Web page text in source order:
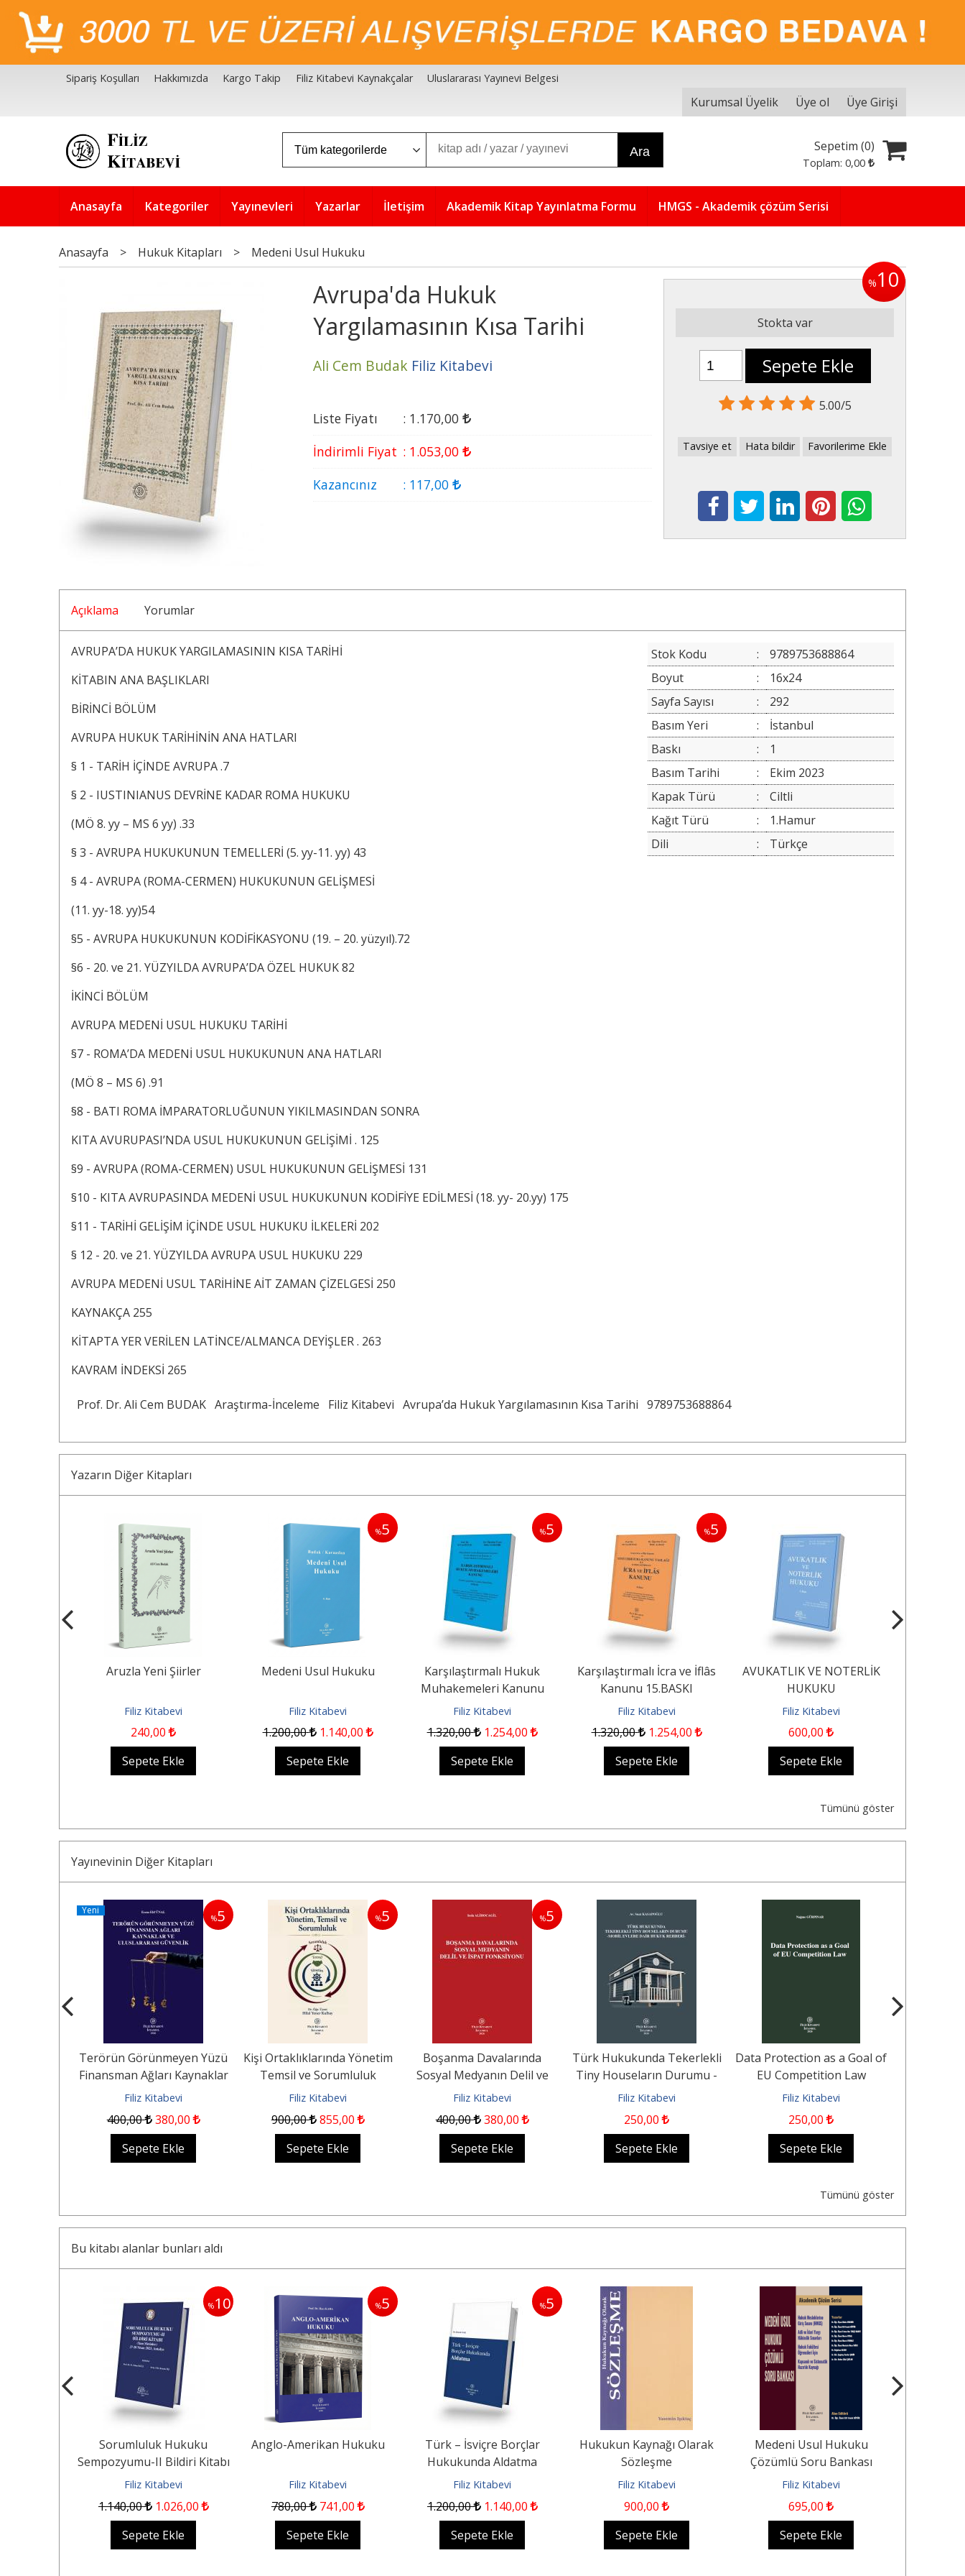
Sipariş Koşulları Hakkımızda Kargo Takip Filiz Kitabevi Kaynakçalar Uluslararası Yayınevi Belgesi
Kurumsal Üyelik Üye ol Üye Girişi
Ara Sepetim (0)
Toplam:0,00
Anasayfa Kategoriler Yayınevleri Yazarlar İletişim Akademik Kitap Yayınlatma Formu HMGS - Akademik çözüm Serisi
Anasayfa > Hukuk Kitapları > Medeni Usul Hukuku
Avrupa'da Hukuk
Yargılamasının Kısa Tarihi
Ali Cem Budak Filiz Kitabevi
Liste Fiyatı : 1.170,00
İndirimli Fiyat : 1.053,00
Kazancınız
: 117,00
%10
Stokta var
Sepete Ekle
5.00/5
Tavsiye et Hata bildir Favorilerime Ekle
Açıklama Yorumlar
AVRUPA’DA HUKUK YARGILAMASININ KISA TARİHİ
KİTABIN ANA BAŞLIKLARI
BİRİNCİ BÖLÜM
AVRUPA HUKUK TARİHİNİN ANA HATLARI
§ 1 - TARİH İÇİNDE AVRUPA .7
§ 2 - IUSTINIANUS DEVRİNE KADAR ROMA HUKUKU
(MÖ 8. yy – MS 6 yy) .33
§ 3 - AVRUPA HUKUKUNUN TEMELLERİ (5. yy-11. yy) 43
§ 4 - AVRUPA (ROMA-CERMEN) HUKUKUNUN GELİŞMESİ
(11. yy-18. yy)54
§5 - AVRUPA HUKUKUNUN KODİFİKASYONU (19. – 20. yüzyıl).72
§6 - 20. ve 21. YÜZYILDA AVRUPA’DA ÖZEL HUKUK 82
İKİNCİ BÖLÜM
AVRUPA MEDENİ USUL HUKUKU TARİHİ
§7 - ROMA’DA MEDENİ USUL HUKUKUNUN ANA HATLARI
(MÖ 8 – MS 6) .91
§8 - BATI ROMA İMPARATORLUĞUNUN YIKILMASINDAN SONRA
KITA AVURUPASI’NDA USUL HUKUKUNUN GELİŞİMİ . 125
§9 - AVRUPA (ROMA-CERMEN) USUL HUKUKUNUN GELİŞMESİ 131
§10 - KITA AVRUPASINDA MEDENİ USUL HUKUKUNUN KODİFİYE EDİLMESİ (18. yy- 20.yy) 175
§11 - TARİHİ GELİŞİM İÇİNDE USUL HUKUKU İLKELERİ 202
§ 12 - 20. ve 21. YÜZYILDA AVRUPA USUL HUKUKU 229
AVRUPA MEDENİ USUL TARİHİNE AİT ZAMAN ÇİZELGESİ 250
KAYNAKÇA 255
KİTAPTA YER VERİLEN LATİNCE/ALMANCA DEYİŞLER . 263
KAVRAM İNDEKSİ 265
Stok Kodu :
9789753688864
Boyut
:
16x24
Sayfa Sayısı
:
292
Basım Yeri
:
İstanbul
Baskı
:
1
Basım Tarihi
:
Ekim 2023
Kapak Türü
:
Ciltli
Kağıt Türü
:
1.Hamur
Dili
: Türkçe
Prof. Dr. Ali Cem BUDAK Araştırma-İnceleme Filiz Kitabevi Avrupa’da Hukuk Yargılamasının Kısa Tarihi 9789753688864
Yazarın Diğer Kitapları
Aruzla Yeni Şiirler
Filiz Kitabevi
240,00
Sepete Ekle
%5
Medeni Usul Hukuku
Filiz Kitabevi
1.200,00 1.140,00
Sepete Ekle
%5
Karşılaştırmalı Hukuk
Muhakemeleri Kanunu
Filiz Kitabevi
1.320,00 1.254,00
Sepete Ekle
%5
Karşılaştırmalı İcra ve İflâs
Kanunu 15.BASKI
Filiz Kitabevi
1.320,00 1.254,00
Sepete Ekle
AVUKATLIK VE NOTERLİK
HUKUKU
Filiz Kitabevi
600,00
Sepete Ekle
Tümünü göster
Yayınevinin Diğer Kitapları
%5
Yeni
Terörün Görünmeyen Yüzü
Finansman Ağları Kaynaklar
ve Uluslararası Güvenlik
Filiz Kitabevi
400,00 380,00
Sepete Ekle
%5
Kişi Ortaklıklarında Yönetim
Temsil ve Sorumluluk
Filiz Kitabevi
900,00 855,00
Sepete Ekle
%5
Boşanma Davalarında
Sosyal Medyanın Delil ve
İspat Fonksiyonu
Filiz Kitabevi
400,00 380,00
Sepete Ekle
Türk Hukukunda Tekerlekli
Tiny Houseların Durumu -
Mobil Evlere Dair...
Filiz Kitabevi
250,00
Sepete Ekle
Data Protection as a Goal of
EU Competition Law
Filiz Kitabevi
250,00
Sepete Ekle
Tümünü göster
Bu kitabı alanlar bunları aldı
%10
Sorumluluk Hukuku
Sempozyumu-II Bildiri Kitabı
Filiz Kitabevi
1.140,00 1.026,00
Sepete Ekle
%5
Anglo-Amerikan Hukuku
Filiz Kitabevi
780,00 741,00
Sepete Ekle
%5
Türk – İsviçre Borçlar
Hukukunda Aldatma
Filiz Kitabevi
1.200,00 1.140,00
Sepete Ekle
Hukukun Kaynağı Olarak
Sözleşme
Filiz Kitabevi
900,00
Sepete Ekle
Medeni Usul Hukuku
Çözümlü Soru Bankası
Filiz Kitabevi
695,00
Sepete Ekle